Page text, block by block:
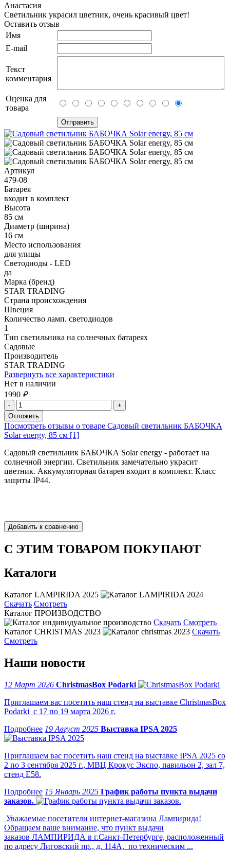
Анастасия
Светильник украсил цветник, очень красивый цвет!
Оставить отзыв
Имя
E-mail
Текст
комментария
Оценка для
товара
Артикул
479-08
Батарея
входит в комплект
Высота
85 см
Диаметр (ширина)
16 см
Место использования
для улицы
Светодиоды - LED
да
Марка (бренд)
STAR TRADING
Страна происхождения
Швеция
Количество ламп. светодиодов
1
Тип светильника на солнечных батареях
Садовые
Производитель
STAR TRADING
Развернуть все характеристики
Нет в наличии
1990 ₽
Посмотреть отзывы о товаре Садовый светильник БАБОЧКА
Solar energy, 85 см [1]
Садовый светильник БАБОЧКА Solar energy - работает на
солнечной энергии. Светильник замечательно украсит
цветник. Аккумуляторная батарея входит в комплект. Класс
защиты IP44.
С ЭТИМ ТОВАРОМ ПОКУПАЮТ
Каталоги
Каталог LAMPIRIDA 2025
Скачать Смотреть
Каталог ПРОИЗВОДСТВО
Скачать Смотреть
Каталог CHRISTMAS 2023
Скачать
Смотреть
Наши новости
12 Март 2026 ChristmasBox Podarki
Приглашаем вас посетить наш стенд на выставке ChristmasBox
Podarki с 17 по 19 марта 2026 г.
19 Август 2025 Выставка IPSA 2025
Приглашаем вас посетить наш стенд на выставке IPSA 2025 со
2 по 3 сентября 2025 г., МВЦ Крокус Экспо, павильон 2, зал 7,
стенд Е58.
15 Январь 2025 График работы пункта выдачи
заказов.
Уважаемые посетители интернет-магазина Лампирида!
Обращаем ваше внимание, что пункт выдачи
заказов ЛАМПИРИДА в г.Санкт-Петербурге, расположенный
по адресу Лиговский пр., д. 114А, по техническим ...